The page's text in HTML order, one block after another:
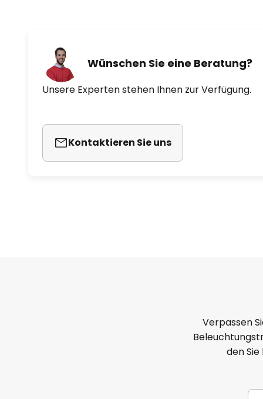
Wünschen Sie eine Beratung?
Unsere Experten stehen Ihnen zur Verfügung.
Kontaktieren Sie uns
Verpassen
den